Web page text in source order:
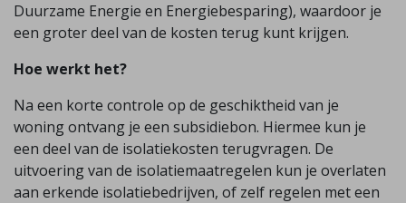
Duurzame Energie en Energiebesparing), waardoor je
een groter deel van de kosten terug kunt krijgen.
Hoe werkt het?
Na een korte controle op de geschiktheid van je
woning ontvang je een subsidiebon. Hiermee kun je
een deel van de isolatiekosten terugvragen. De
uitvoering van de isolatiemaatregelen kun je overlaten
aan erkende isolatiebedrijven, of zelf regelen met een